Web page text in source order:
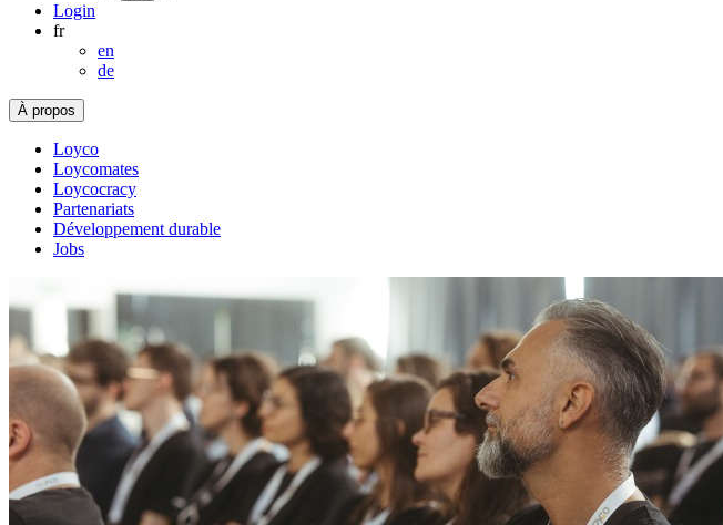
Login
fr
en
de
À propos
Loyco
Loycomates
Loycocracy
Partenariats
Développement durable
Jobs